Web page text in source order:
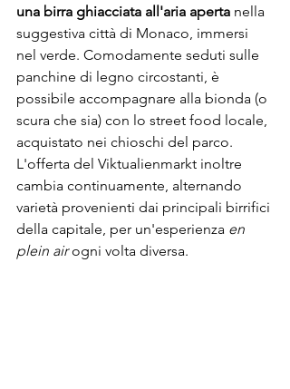
una birra ghiacciata all'aria aperta nella
suggestiva città di Monaco, immersi
nel verde. Comodamente seduti sulle
panchine di legno circostanti, è
possibile accompagnare alla bionda (o
scura che sia) con lo street food locale,
acquistato nei chioschi del parco.
L'offerta del Viktualienmarkt inoltre
cambia continuamente, alternando
varietà provenienti dai principali birrifici
della capitale, per un'esperienza en
plein air ogni volta diversa.